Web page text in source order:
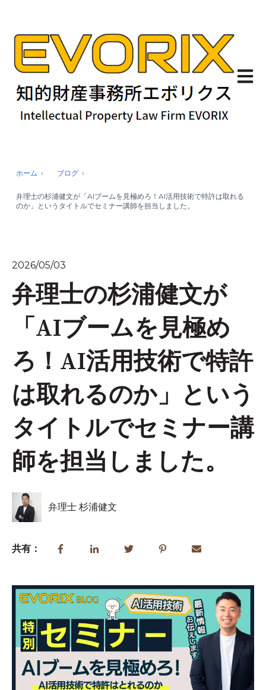
メイ
ホーム ブログ
弁理士の杉浦健文が「AIブームを見極めろ！AI活用技術で特許は取れる
のか」というタイトルでセミナー講師を担当しました。
2026/05/03
弁理士の杉浦健文が
「AIブームを見極め
ろ！AI活用技術で特許
は取れるのか」という
タイトルでセミナー講
師を担当しました。
弁理士 杉浦健文
共有：